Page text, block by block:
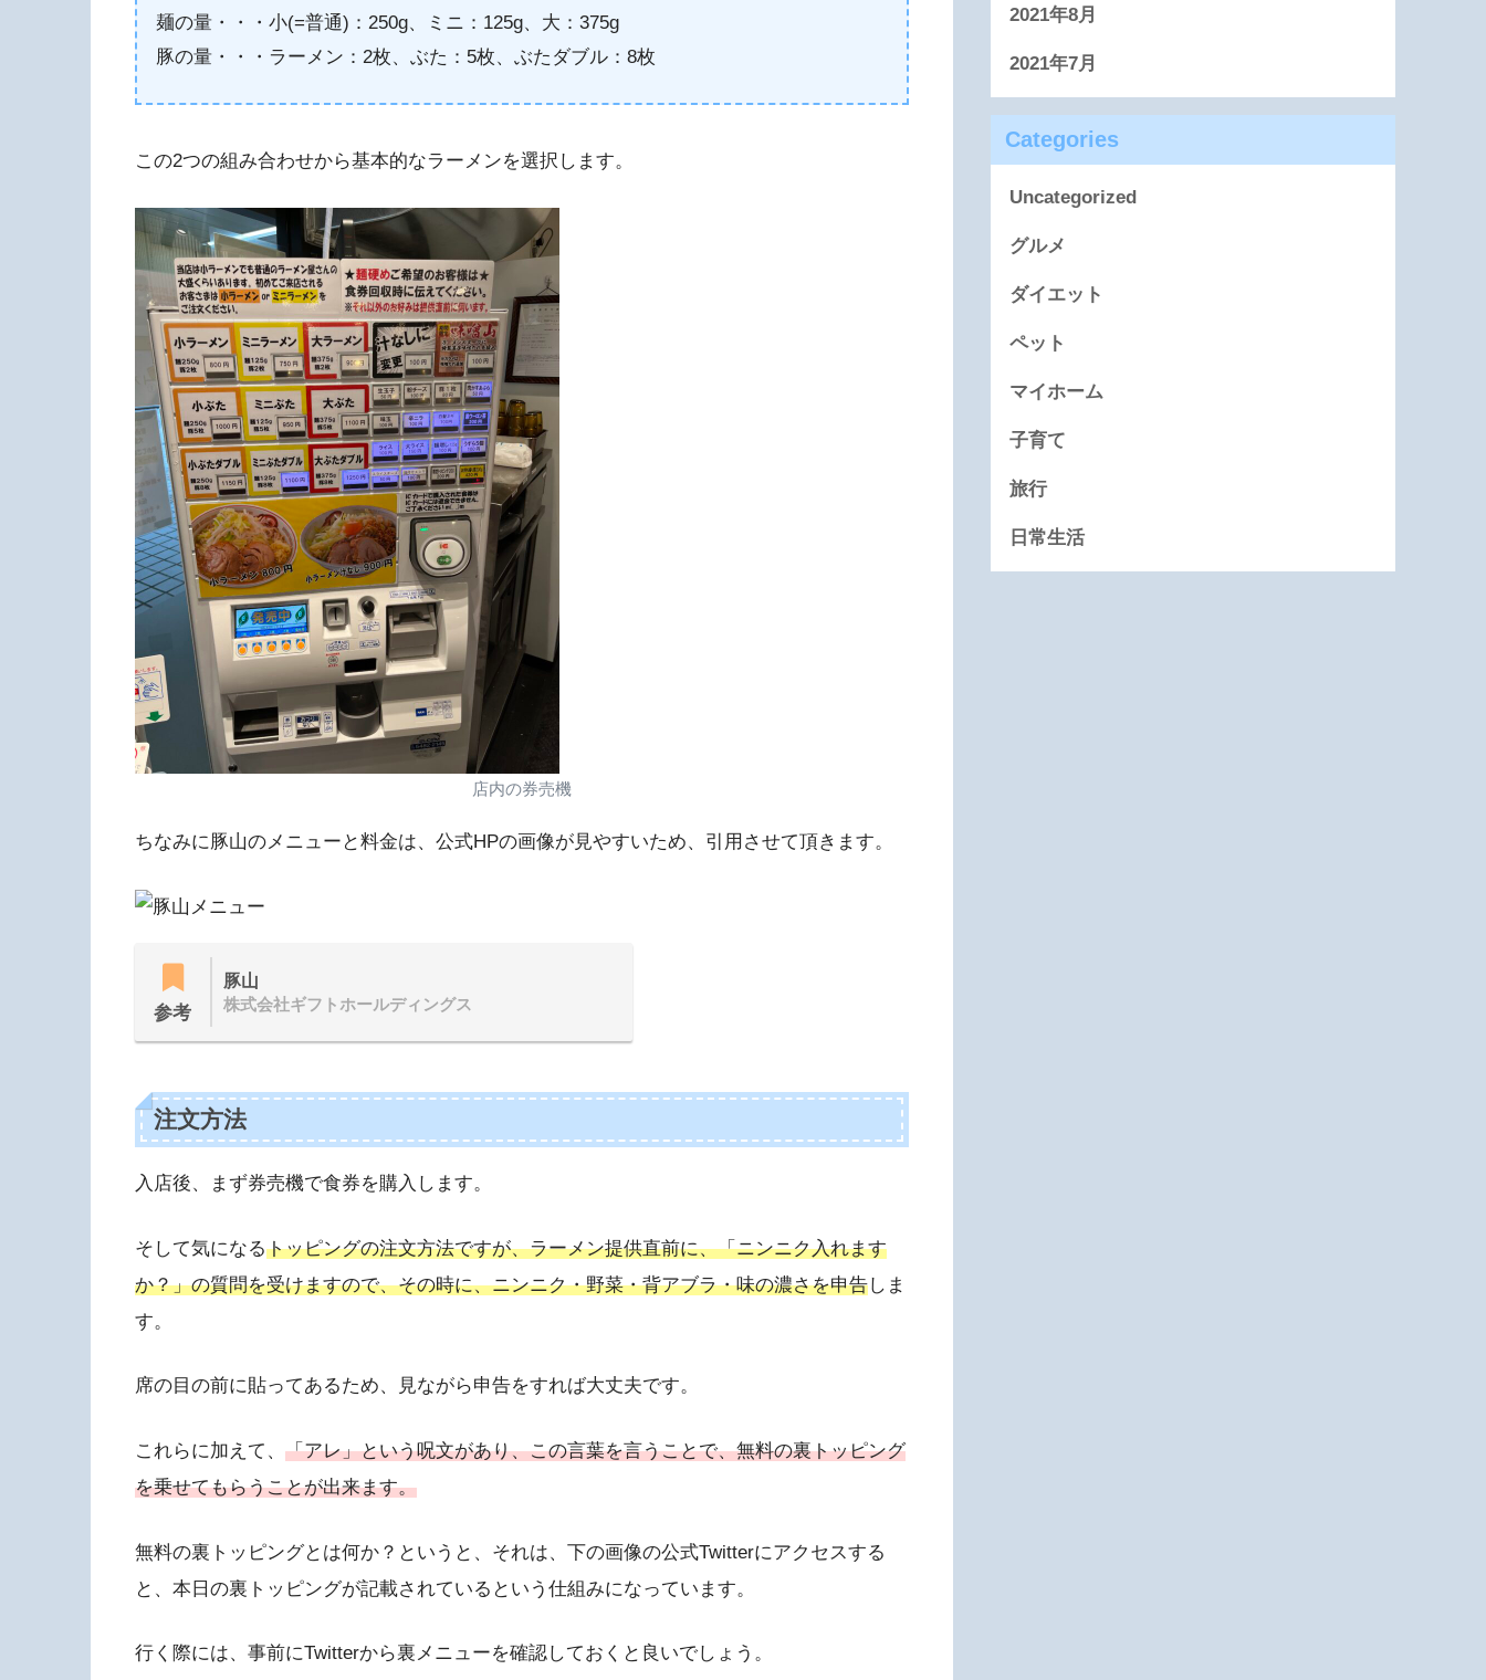
麺の量・・・小(=普通)：250g、ミニ：125g、大：375g
豚の量・・・ラーメン：2枚、ぶた：5枚、ぶたダブル：8枚
この2つの組み合わせから基本的なラーメンを選択します。
店内の券売機
ちなみに豚山のメニューと料金は、公式HPの画像が見やすいため、引用させて頂きます。
参考
豚山
株式会社ギフトホールディングス
注文方法
入店後、まず券売機で食券を購入します。
そして気になるトッピングの注文方法ですが、ラーメン提供直前に、「ニンニク入れます
か？」の質問を受けますので、その時に、ニンニク・野菜・背アブラ・味の濃さを申告しま
す。
席の目の前に貼ってあるため、見ながら申告をすれば大丈夫です。
これらに加えて、 「アレ」という呪文があり、この言葉を言うことで、無料の裏トッピング
を乗せてもらうことが出来ます。
無料の裏トッピングとは何か？というと、それは、下の画像の公式Twitterにアクセスする
と、本日の裏トッピングが記載されているという仕組みになっています。
行く際には、事前にTwitterから裏メニューを確認しておくと良いでしょう。
2021年8月
2021年7月
Categories
Uncategorized
グルメ
ダイエット
ペット
マイホーム
子育て
旅行
日常生活